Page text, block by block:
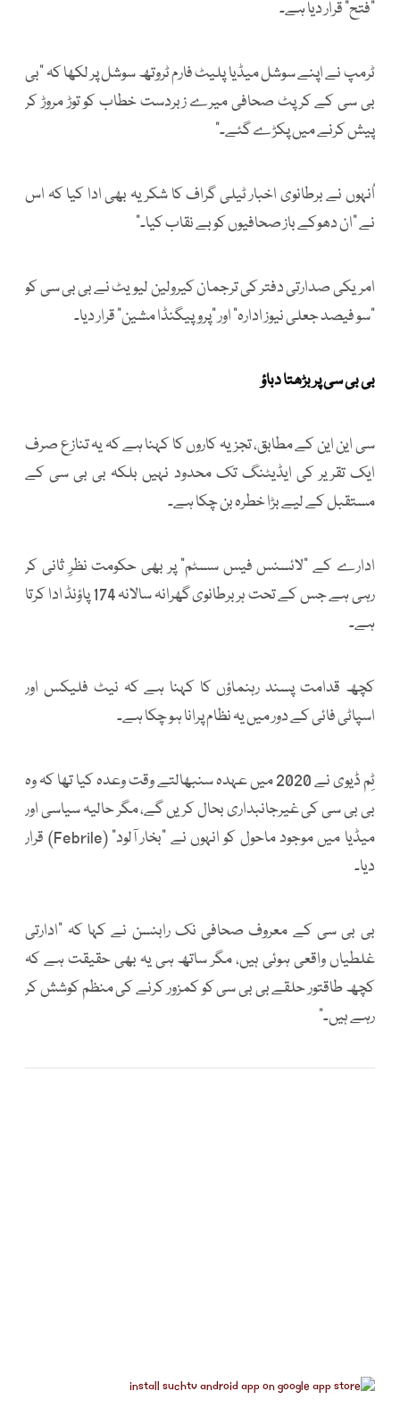
“فتح” قرار دیا ہے۔
ٹرمپ نے اپنے سوشل میڈیا پلیٹ فارم ٹروتھ سوشل پر لکھا کہ “بی
بی سی کے کرپٹ صحافی میرے زبردست خطاب کو توڑ مروڑ کر
پیش کرنے میں پکڑے گئے۔”
اُنہوں نے برطانوی اخبار ٹیلی گراف کا شکریہ بھی ادا کیا کہ اس
نے “ان دھوکے باز صحافیوں کو بے نقاب کیا۔”
امریکی صدارتی دفتر کی ترجمان کیرولین لیویٹ نے بی بی سی کو
“سو فیصد جعلی نیوز ادارہ” اور “پروپیگنڈا مشین” قرار دیا۔
بی بی سی پر بڑھتا دباؤ
سی این این کے مطابق، تجزیہ کاروں کا کہنا ہے کہ یہ تنازع صرف
ایک تقریر کی ایڈیٹنگ تک محدود نہیں بلکہ بی بی سی کے
مستقبل کے لیے بڑا خطرہ بن چکا ہے۔
ادارے کے “لائسنس فیس سسٹم” پر بھی حکومت نظرِ ثانی کر
رہی ہے جس کے تحت ہر برطانوی گھرانہ سالانہ 174 پاؤنڈ ادا کرتا
ہے۔
کچھ قدامت پسند رہنماؤں کا کہنا ہے کہ نیٹ فلیکس اور
اسپاٹی فائی کے دور میں یہ نظام پرانا ہو چکا ہے۔
ٹِم ڈیوی نے 2020 میں عہدہ سنبھالتے وقت وعدہ کیا تھا کہ وہ
بی بی سی کی غیرجانبداری بحال کریں گے، مگر حالیہ سیاسی اور
میڈیا میں موجود ماحول کو انہوں نے “بخار آلود” (Febrile) قرار
دیا۔
بی بی سی کے معروف صحافی نک رابنسن نے کہا کہ “ادارتی
غلطیاں واقعی ہوئی ہیں، مگر ساتھ ہی یہ بھی حقیقت ہے کہ
کچھ طاقتور حلقے بی بی سی کو کمزور کرنے کی منظم کوشش کر
رہے ہیں۔”